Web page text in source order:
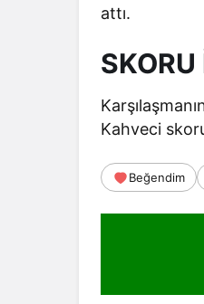
attı.
SKORU
Kahveci
Beğendim